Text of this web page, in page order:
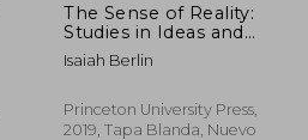
50%
dcto.
$
The Sense of Reality:
Studies in Ideas and
Their History (en
Inglés)
Isaiah Berlin
Princeton University Press,
2019, Tapa Blanda, Nuevo